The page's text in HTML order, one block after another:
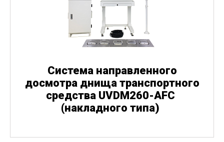
Система направленного
досмотра днища транспортного
средства UVDM260-AFC
(накладного типа)